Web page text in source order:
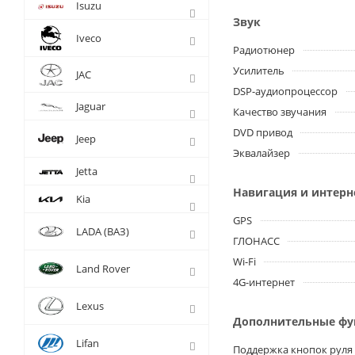
Звук
Радиотюнер
Усилитель
DSP-аудиопроцессор
Качество звучания
DVD привод
Эквалайзер
Навигация и
GPS
ГЛОНАСС
Wi-Fi
4G-интернет
Дополнительные
Поддержка кнопок руля
Isuzu
Iveco
JAC
Jaguar
Jeep
Jetta
Kia
LADA (ВАЗ)
Land Rover
Lexus
Lifan